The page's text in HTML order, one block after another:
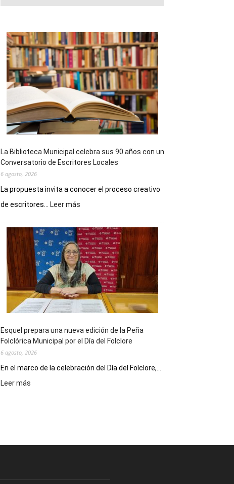
La Biblioteca Municipal celebra sus 90 años con un
Conversatorio de Escritores Locales
6 agosto, 2026
La propuesta invita a conocer el proceso creativo
de escritores...
Leer más
Municipal
celebra
sus
90
años
con
un
Conversatorio
Escritores
Locales
Esquel prepara una nueva edición de la Peña
Folclórica Municipal por el Día del Folclore
6 agosto, 2026
En el marco de la celebración del Día del Folclore,...
Leer más
de